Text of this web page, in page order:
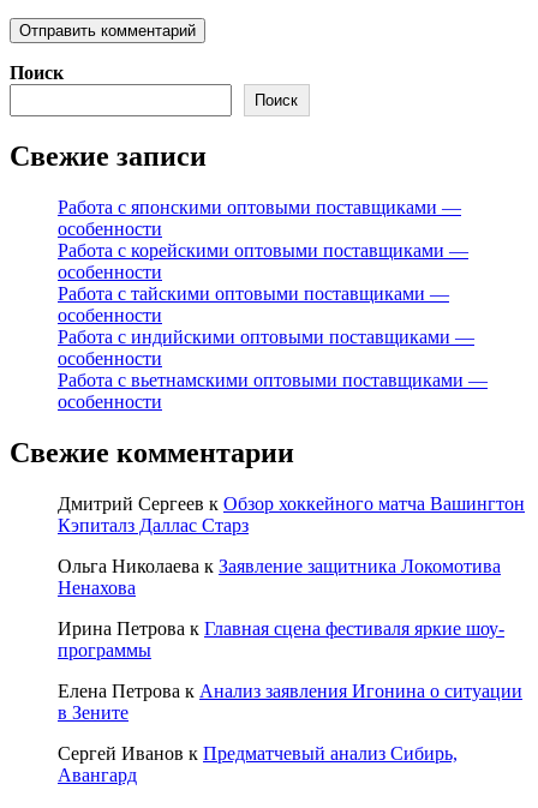
Поиск
Поиск
Свежие записи
Работа с японскими оптовыми поставщиками —
особенности
Работа с корейскими оптовыми поставщиками —
особенности
Работа с тайскими оптовыми поставщиками —
особенности
Работа с индийскими оптовыми поставщиками —
особенности
Работа с вьетнамскими оптовыми поставщиками —
особенности
Свежие комментарии
Дмитрий Сергеев к Обзор хоккейного матча Вашингтон
Кэпиталз Даллас Старз
Ольга Николаева к Заявление защитника Локомотива
Ненахова
Ирина Петрова к Главная сцена фестиваля яркие шоу-
программы
Елена Петрова к Анализ заявления Игонина о ситуации
в Зените
Сергей Иванов к Предматчевый анализ Сибирь,
Авангард